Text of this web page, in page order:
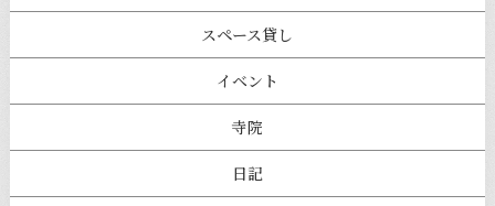
スペース貸し
イベント
寺院
日記